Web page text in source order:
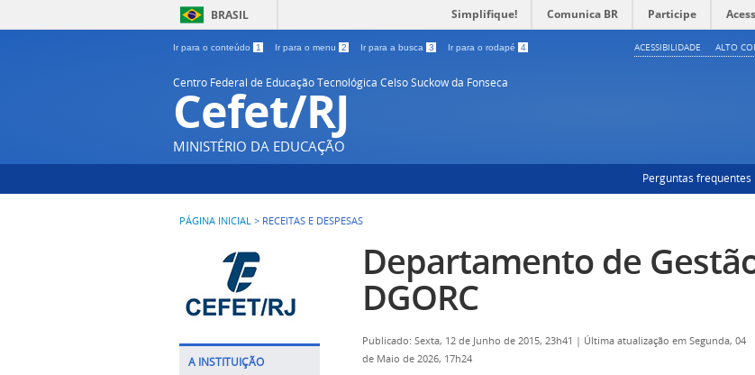
BRASIL Simplifique! Comunica BR Participe
Ir para o conteúdo 1 Ir para o menu 2 Ir para a busca 3 Ir para o rodapé 4 ACESSIBILIDADE ALTO
Centro Federal de Educação Tecnológica Celso Suckow da Fonseca
Cefet/RJ
MINISTÉRIO DA EDUCAÇÃO
Perguntas frequentes
PÁGINA INICIAL > RECEITAS E DESPESAS
A INSTITUIÇÃO
Departamento de
DGORC
Publicado: Sexta, 12 de Junho de 2015, 23h41 | Última atualização em Segunda, 04
de Maio de 2026, 17h24